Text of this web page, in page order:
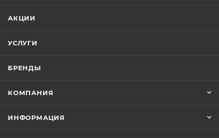
АКЦИИ
УСЛУГИ
БРЕНДЫ
КОМПАНИЯ
ИНФОРМАЦИЯ